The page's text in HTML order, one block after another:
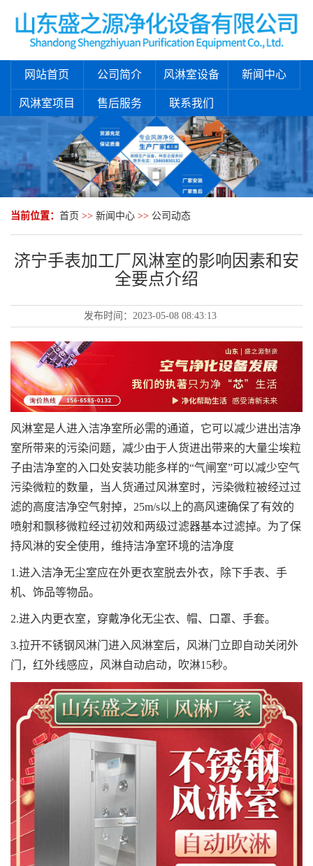
网站首页 公司简介 风淋室设备 新闻中心
风淋室项目 售后服务 联系我们
当前位置： 首页 >> 新闻中心 >> 公司动态
济宁手表加工厂风淋室的影响因素和安
全要点介绍
发布时间： 2023-05-08 08:43:13
风淋室是人进入洁净室所必需的通道，它可以减少进出洁净
室所带来的污染问题，减少由于人货进出带来的大量尘埃粒
子由洁净室的入口处安装功能多样的“气闸室”可以减少空气
污染微粒的数量，当人货通过风淋室时，污染微粒被经过过
滤的高度洁净空气射掉，25m/s以上的高风速确保了有效的
喷射和飘移微粒经过初效和两级过滤器基本过滤掉。为了保
持风淋的安全使用，维持洁净室环境的洁净度
1.进入洁净无尘室应在外更衣室脱去外衣，除下手表、手
机、饰品等物品。
2.进入内更衣室，穿戴净化无尘衣、帽、口罩、手套。
3.拉开不锈钢风淋门进入风淋室后，风淋门立即自动关闭外
门，红外线感应，风淋自动启动，吹淋15秒。